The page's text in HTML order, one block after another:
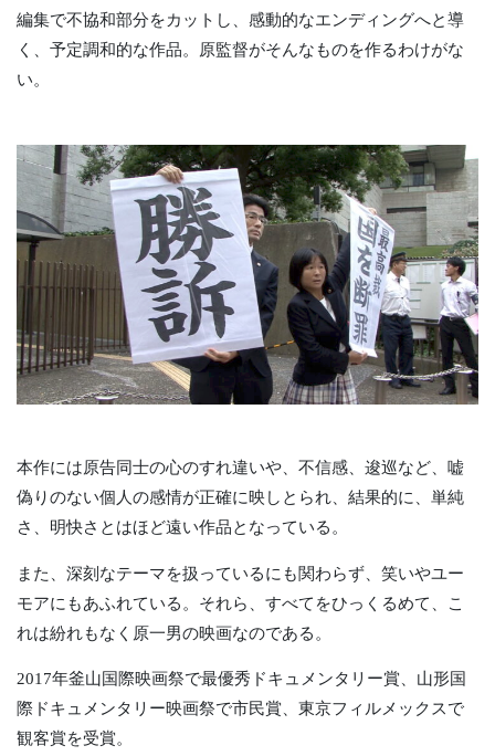
編集で不協和部分をカットし、感動的なエンディングへと導
く、予定調和的な作品。原監督がそんなものを作るわけがな
い。
本作には原告同士の心のすれ違いや、不信感、逡巡など、嘘
偽りのない個人の感情が正確に映しとられ、結果的に、単純
さ、明快さとはほど遠い作品となっている。
また、深刻なテーマを扱っているにも関わらず、笑いやユー
モアにもあふれている。それら、すべてをひっくるめて、こ
れは紛れもなく原一男の映画なのである。
2017年釜山国際映画祭で最優秀ドキュメンタリー賞、山形国
際ドキュメンタリー映画祭で市民賞、東京フィルメックスで
観客賞を受賞。